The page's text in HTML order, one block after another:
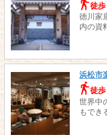
徒
徳川家
内の資
浜松市
徒
世界中
もでき